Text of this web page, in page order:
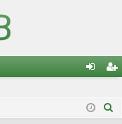
m ist